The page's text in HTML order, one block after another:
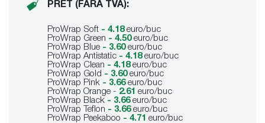
PRET (FARA TVA):
ProWrap Soft - 4.18euro/buc
ProWrap Green - 4.50 euro/buc
ProWrap Blue - 3.60euro/buc
ProWrap Antistatic - 4.18euro/buc
ProWrap Clean - 4.18euro/buc
ProWrap Gold - 3.60 euro/buc
ProWrap Pink - 3.66 euro/buc
ProWrap Orange - 2.61 euro/buc
ProWrap Black - 3.66 euro/buc
ProWrap Teflon - 3.66 euro/buc
ProWrap Peekaboo - 4.71 euro/buc